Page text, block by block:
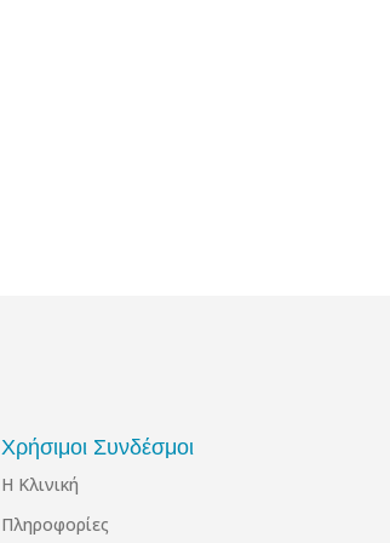
Χρήσιμοι Συνδέσμοι
Η Κλινική
Πληροφορίες